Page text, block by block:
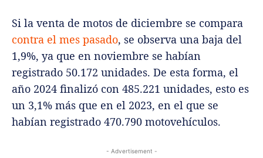
Si la venta de motos de diciembre se compara
contra el mes pasado, se observa una baja del
1,9%, ya que en noviembre se habían
registrado 50.172 unidades. De esta forma, el
año 2024 finalizó con 485.221 unidades, esto es
un 3,1% más que en el 2023, en el que se
habían registrado 470.790 motovehículos.
- Advertisement -